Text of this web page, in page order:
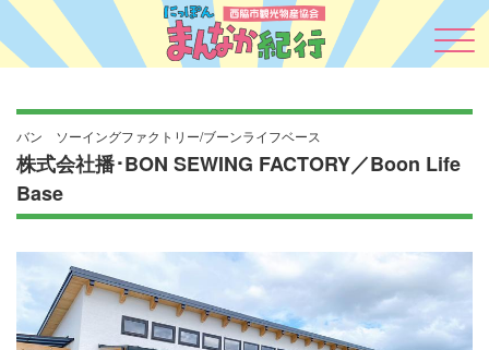
バン ソーイングファクトリー/ブーンライフベース
株式会社播･BON SEWING FACTORY／Boon Life
Base